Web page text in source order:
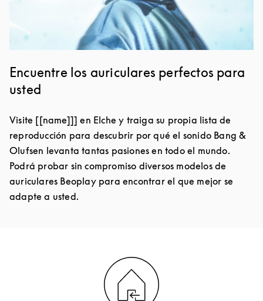
Encuentre los auriculares perfectos para
usted
Visite [[name]]] en Elche y traiga su propia lista de
reproducción para descubrir por qué el sonido Bang &
Olufsen levanta tantas pasiones en todo el mundo.
Podrá probar sin compromiso diversos modelos de
auriculares Beoplay para encontrar el que mejor se
adapte a usted.